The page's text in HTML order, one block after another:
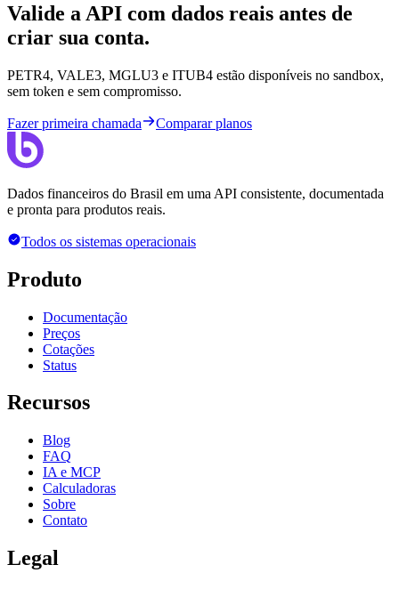
Valide a API com dados reais antes de
criar sua conta.
PETR4, VALE3, MGLU3 e ITUB4 estão disponíveis no sandbox,
sem token e sem compromisso.
Fazer primeira chamada Comparar planos
Dados financeiros do Brasil em uma API consistente, documentada
e pronta para produtos reais.
Todos os sistemas operacionais
Produto
Documentação
Preços
Cotações
Status
Recursos
Blog
FAQ
IA e MCP
Calculadoras
Sobre
Contato
Legal